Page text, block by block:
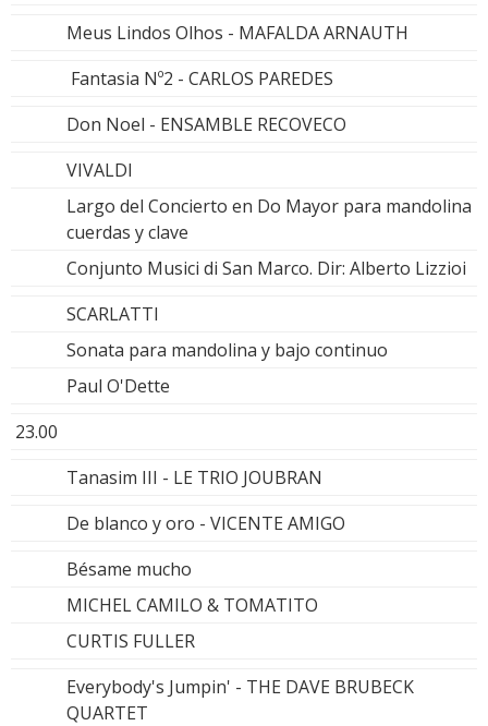
Meus Lindos Olhos - MAFALDA ARNAUTH
Fantasia Nº2 - CARLOS PAREDES
Don Noel - ENSAMBLE RECOVECO
VIVALDI
Largo del Concierto en Do Mayor para mandolina
cuerdas y clave
Conjunto Musici di San Marco. Dir: Alberto Lizzioi
SCARLATTI
Sonata para mandolina y bajo continuo
Paul O'Dette
23.00
Tanasim III - LE TRIO JOUBRAN
De blanco y oro - VICENTE AMIGO
Bésame mucho
MICHEL CAMILO & TOMATITO
CURTIS FULLER
Everybody's Jumpin' - THE DAVE BRUBECK
QUARTET